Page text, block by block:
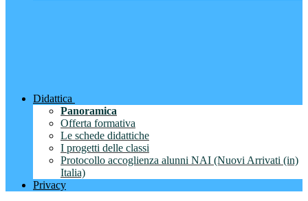
Didattica
Panoramica
Offerta formativa
Le schede didattiche
I progetti delle classi
Protocollo accoglienza alunni NAI (Nuovi Arrivati (in)
Italia)
Privacy